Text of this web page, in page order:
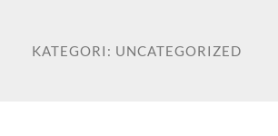
KATEGORI: UNCATEGORIZED